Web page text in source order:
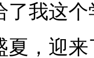
了我这
夏，迎